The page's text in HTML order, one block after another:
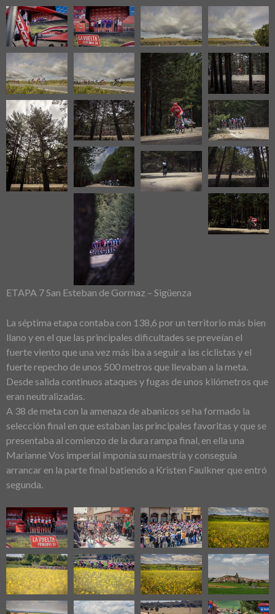
ETAPA 7 San Esteban de Gormaz – Sigüenza
La séptima etapa contaba con 138,6 por un territorio más bien
llano y en el que las principales dificultades se preveían el
fuerte viento que una vez más iba a seguir a las ciclistas y el
fuerte repecho de unos 500 metros que llevaban a la meta.
Desde salida continuos ataques y fugas de unos kilómetros que
eran neutralizadas.
A 38 de meta con la amenaza de abanicos se ha formado la
selección final en que estaban las principales favoritas y que se
presentaba al comienzo de la dura rampa final, en ella una
Marianne Vos imperial imponía su maestría y conseguía
arrancar en la parte final batiendo a Kristen Faulkner que entró
segunda.